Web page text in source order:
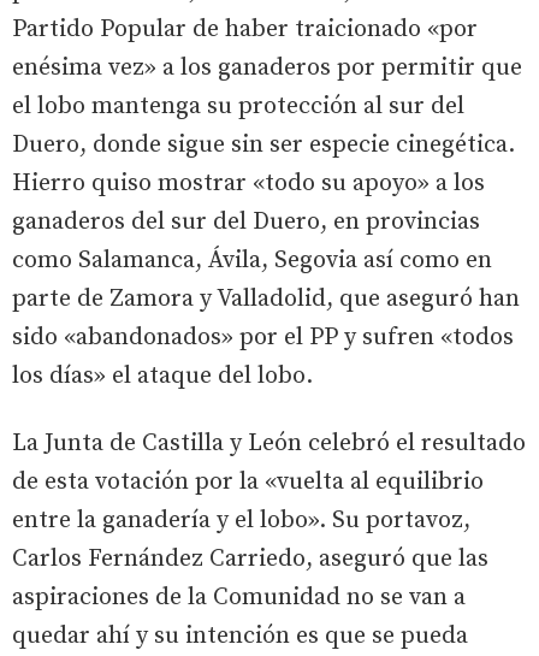
Partido Popular de haber traicionado «por
enésima vez» a los ganaderos por permitir que
el lobo mantenga su protección al sur del
Duero, donde sigue sin ser especie cinegética.
Hierro quiso mostrar «todo su apoyo» a los
ganaderos del sur del Duero, en provincias
como Salamanca, Ávila, Segovia así como en
parte de Zamora y Valladolid, que aseguró han
sido «abandonados» por el PP y sufren «todos
los días» el ataque del lobo.
La Junta de Castilla y León celebró el resultado
de esta votación por la «vuelta al equilibrio
entre la ganadería y el lobo». Su portavoz,
Carlos Fernández Carriedo, aseguró que las
aspiraciones de la Comunidad no se van a
quedar ahí y su intención es que se pueda